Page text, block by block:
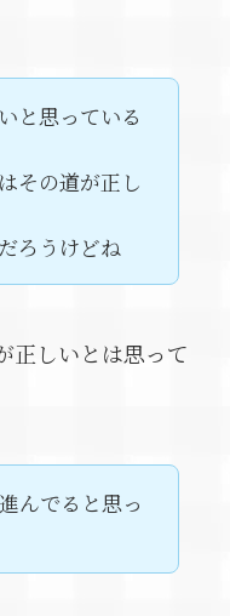
と思っている
その道が正し
ろうけどね
正しいとは思って
んでると思っ